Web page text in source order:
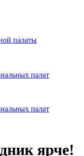
палаты
палат
палат
ярче!